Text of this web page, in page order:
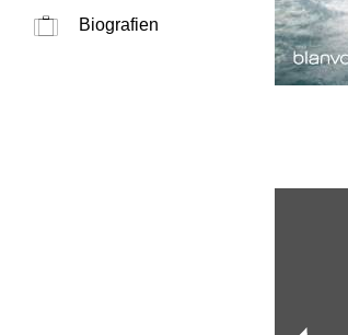
Biografien